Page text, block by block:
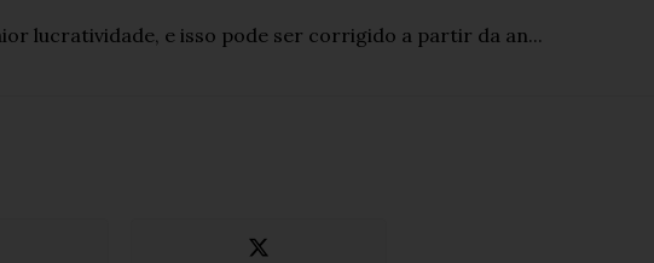
lucratividade, e isso pode ser corrigido a partir da an...